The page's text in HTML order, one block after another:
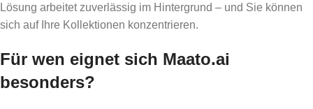
Lösung arbeitet zuverlässig im Hintergrund – und Sie können
sich auf Ihre Kollektionen konzentrieren.
Für wen eignet sich Maato.ai
besonders?